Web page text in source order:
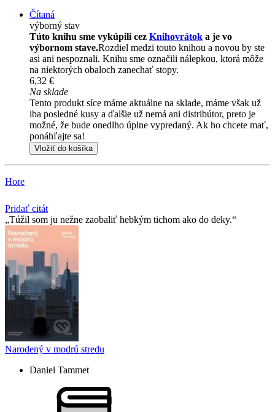
Čítaná
výborný stav
Túto knihu sme vykúpili cez Knihovrátok a je vo
výbornom stave.Rozdiel medzi touto knihou a novou by ste
asi ani nespoznali. Knihu sme označili nálepkou, ktorá môže
na niektorých obaloch zanechať stopy.
6,32 €
Na sklade
Tento produkt síce máme aktuálne na sklade, máme však už
iba posledné kusy a ďalšie už nemá ani distribútor, preto je
možné, že bude onedlho úplne vypredaný. Ak ho chcete mať,
ponáhľajte sa!
Vložiť do košíka
Hore
Pridať citát
Túžil som ju nežne zaobaliť hebkým tichom ako do deky.
Narodený v modrú stredu
Daniel Tammet